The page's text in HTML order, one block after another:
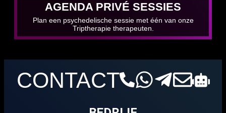
AGENDA PRIVÉ SESSIES
Plan een psychedelische sessie met één van onze
Triptherapie therapeuten.
CONTACT